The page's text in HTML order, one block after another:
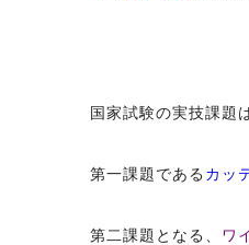
国家試験の実技課題
第一課題である カッ
第二課題となる、 ワ